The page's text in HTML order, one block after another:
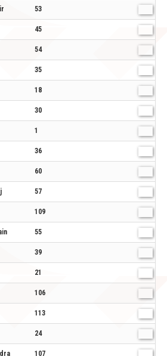
53
45
54
35
18
30
1
36
60
57
109
55
39
21
106
113
24
107